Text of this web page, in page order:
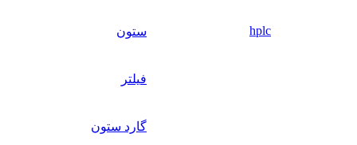
hplc ستون
فیلتر
گارد ستون